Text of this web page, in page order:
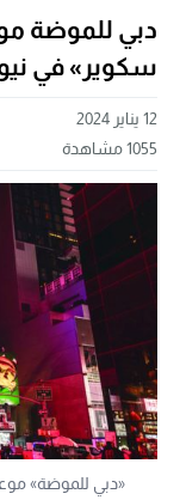
دبي للموضة
سكوير» في
12 يناير 2024
1055مشاهدة
«دبي للموضة»